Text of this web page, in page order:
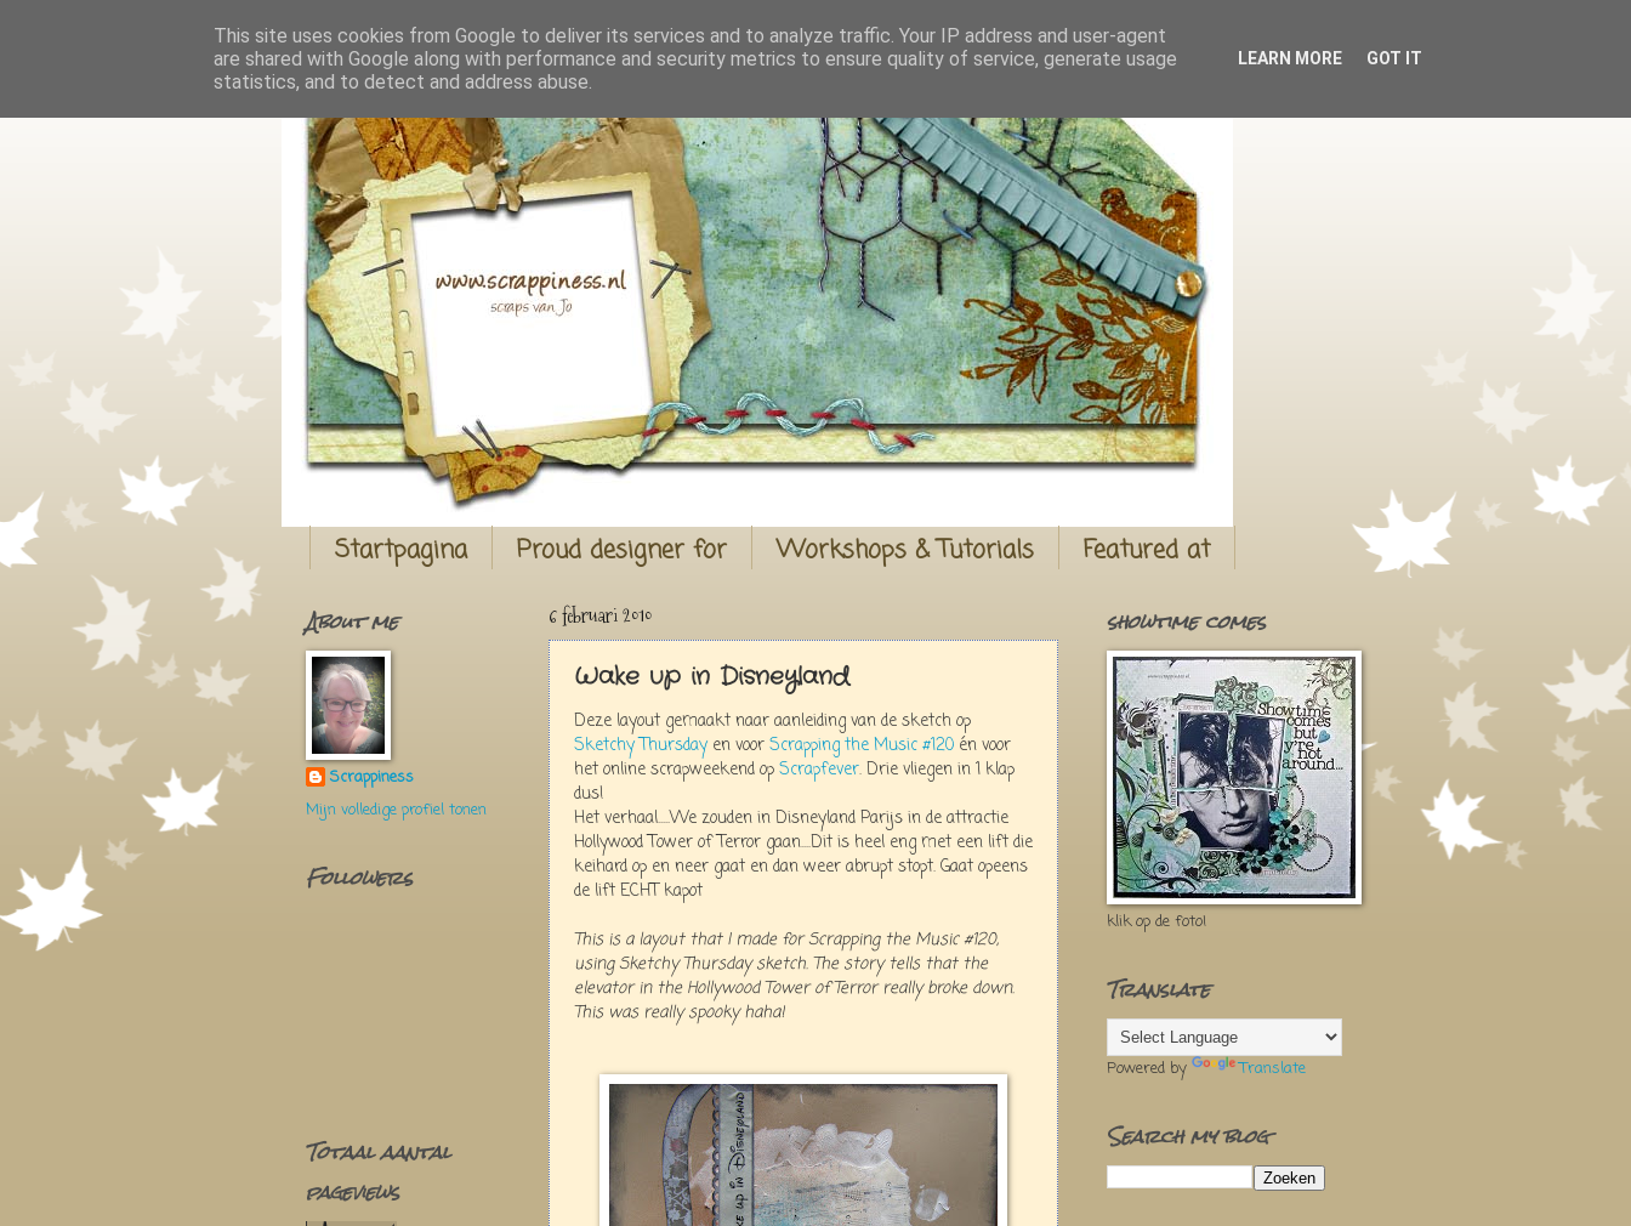
Startpagina Proud designer for Workshops & Tutorials Featured at
6 februari 2010
Wake up in Disneyland
Deze layout gemaakt naar aanleiding van de sketch op
Sketchy Thursdayen voorScrapping the Music #120 én voor
het online scrapweekend opScrapfever. Drie vliegen in 1 klap
dus!
Het verhaal.....We zouden in Disneyland Parijs in de attractie
Hollywood Tower of Terror gaan....Dit is heel eng met een lift die
keihard op en neer gaat en dan weer abrupt stopt. Gaat opeens
de lift ECHT kapot
This is a layout that I made for Scrapping the Music #120,
using Sketchy Thursday sketch. The story tells that the
elevator in the Hollywood Tower of Terror really broke down.
This was really spooky haha!
About me
Scrappiness
Mijn volledige profiel tonen
Followers
Totaal aantal
pageviews
showtime comes
klik op de foto!
Translate
Powered by Translate
Search my blog
This site uses cookies from Google to deliver its services and to analyze traffic. Your IP address and user-agent
are shared with Google along with performance and security metrics to ensure quality of service, generate usage
statistics, and to detect and address abuse.
LEARN MORE GOT IT